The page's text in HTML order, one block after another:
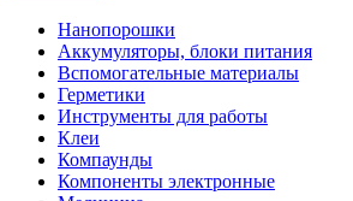
Нанопорошки
Аккумуляторы, блоки питания
Вспомогательные материалы
Герметики
Инструменты для работы
Клеи
Компаунды
Компоненты электронные